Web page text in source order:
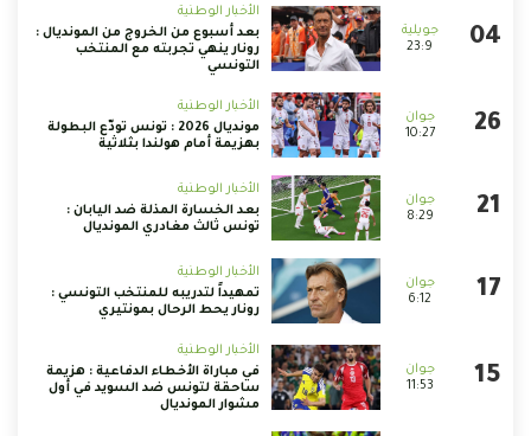
23:9
الأخبار الوطنية
بعد أسبوع من الخروج من المونديال :
رونار ينهي تجربته مع المنتخب
التونسي
10:27
الأخبار الوطنية
مونديال 2026 : تونس تودّع البطولة
بهزيمة أمام هولندا بثلاثية
8:29
الأخبار الوطنية
بعد الخسارة المذلة ضد اليابان :
تونس ثالث مغادري المونديال
6:12
الأخبار الوطنية
تمهيداً لتدريبه للمنتخب التونسي :
رونار يحط الرحال بمونتيري
11:53
الأخبار الوطنية
في مباراة الأخطاء الدفاعية : هزيمة
ساحقة لتونس ضد السويد في أول
مشوار المونديال